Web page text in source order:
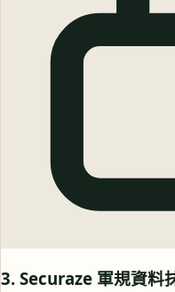
3. Securaze 軍規資料